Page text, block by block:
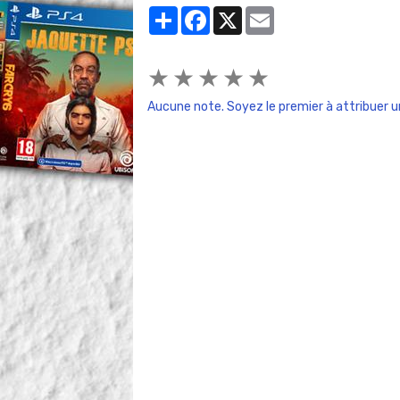
PartagerFacebook
X
★ ★ ★ ★ ★
Aucune note. Soyez le premier à attribuer